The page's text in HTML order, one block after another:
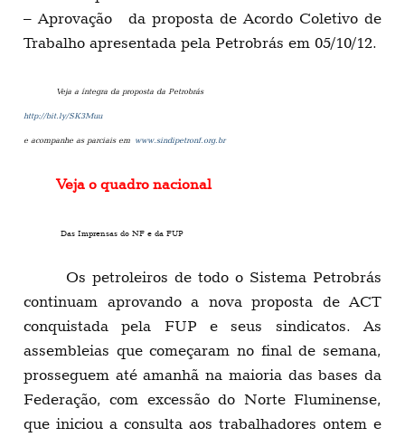
– Aprovação da proposta de Acordo Coletivo de
Trabalho apresentada pela Petrobrás em 05/10/12.
Veja a íntegra da proposta da Petrobrás
http://bit.ly/SK3Muu
e acompanhe as parciais em www.sindipetronf.org.br
Veja o quadro nacional
Das Imprensas do NF e da FUP
Os petroleiros de todo o Sistema Petrobrás
continuam aprovando a nova proposta de ACT
conquistada pela FUP e seus sindicatos. As
assembleias que começaram no final de semana,
prosseguem até amanhã na maioria das bases da
Federação, com excessão do Norte Fluminense,
que iniciou a consulta aos trabalhadores ontem e